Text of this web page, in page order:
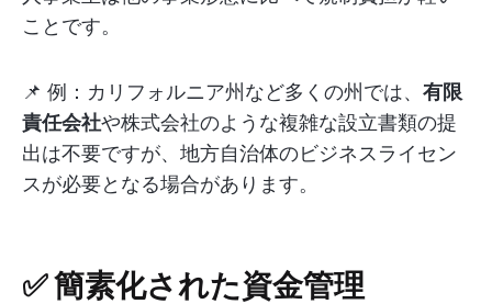
ことです。
📌 例：カリフォルニア州など多くの州では、 有限
責任会社や株式会社のような複雑な設立書類の提
出は不要ですが、地方自治体のビジネスライセン
スが必要となる場合があります。
✅ 簡素化された資金管理